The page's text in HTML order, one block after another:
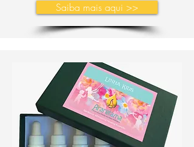
Saiba mais aqui >>